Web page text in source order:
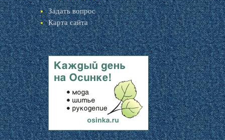
Задать вопрос
Карта сайта
livemaster.ru